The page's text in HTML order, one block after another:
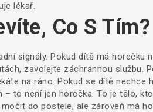
lékař.
Co S Tím?
signály. Pokud dítě má horečku
zavolejte záchrannou službu.
na ráno. Pokud se dítě nechce
– to není jen horečka. To je tělo,
do postele, ale zároveň má